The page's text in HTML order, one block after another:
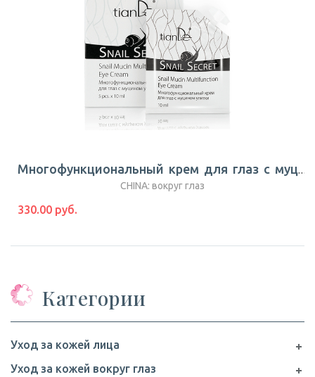
Многофункциональный крем для глаз с муцином улитки Snail Secret |TianDe
CHINA: вокруг глаз
330.00 руб.
Категории
Уход за кожей лица
Уход за кожей вокруг глаз